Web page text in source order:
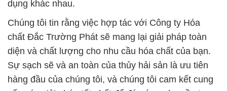
dụng khác nhau.
Chúng tôi tin rằng việc hợp tác với Công ty Hóa
chất Đắc Trường Phát sẽ mang lại giải pháp toàn
diện và chất lượng cho nhu cầu hóa chất của bạn.
Sự sạch sẽ và an toàn của thủy hải sản là ưu tiên
hàng đầu của chúng tôi, và chúng tôi cam kết cung